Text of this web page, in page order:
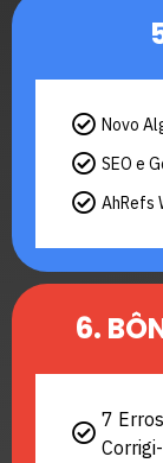
Novo
SEO e
AhRefs
6.
7